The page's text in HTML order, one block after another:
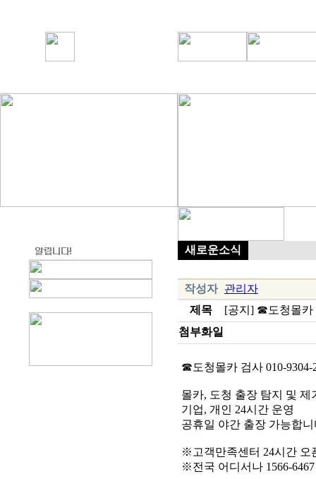
새로운소식
작성자
관리자
제목
[공지] ☎도청몰카
첨부화일
☎도청몰카 검사 010-9304-
몰카, 도청 출장 탐지 및 제
기업, 개인 24시간 운영
공휴일 야간 출장 가능합니
※고객만족센터 24시간
※전국 어디서나 1566-